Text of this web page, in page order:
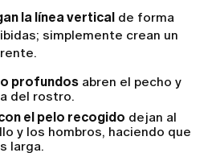
la línea vertical de forma
simplemente crean un
profundos abren el pecho y
del rostro.
el pelo recogido dejan al
y los hombros, haciendo que
larga.